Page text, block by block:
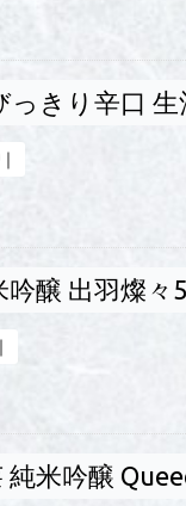
っきり辛口 生
吟醸 出羽燦々
純米吟醸